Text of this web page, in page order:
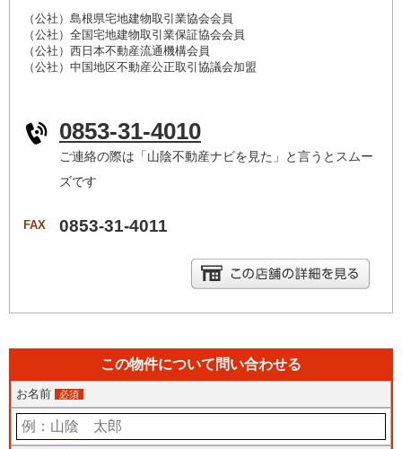
（公社）島根県宅地建物取引業協会会員
（公社）全国宅地建物取引業保証協会会員
（公社）西日本不動産流通機構会員
（公社）中国地区不動産公正取引協議会加盟
0853-31-4010
ご連絡の際は「山陰不動産ナビを見た」と言うとスムー
ズです
FAX 0853-31-4011